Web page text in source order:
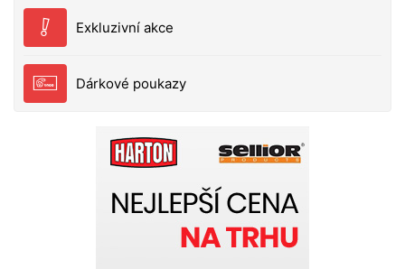
Exkluzivní akce
Dárkové poukazy